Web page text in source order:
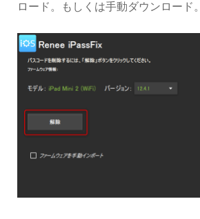
ロード。もしくは手動ダウンロード。